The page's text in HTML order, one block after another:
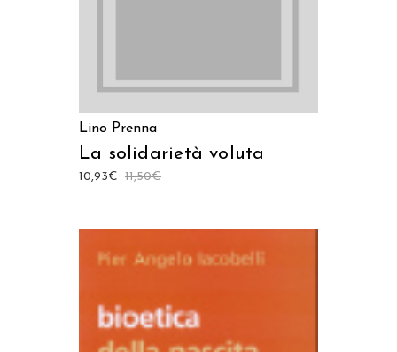
Lino Prenna
La solidarietà voluta
11,50€
10,93€